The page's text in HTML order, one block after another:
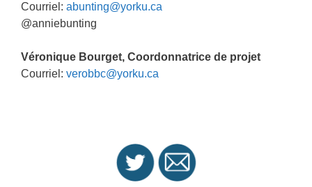
Courriel: abunting@yorku.ca
@anniebunting
Véronique Bourget, Coordonnatrice de projet
Courriel: verobbc@yorku.ca